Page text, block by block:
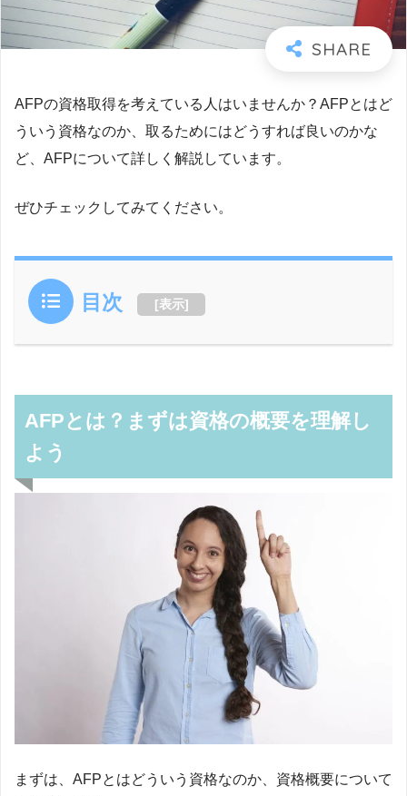
AFPの資格取得を考えている人はいませんか？AFPとはど
ういう資格なのか、取るためにはどうすれば良いのかな
ど、AFPについて詳しく解説しています。
ぜひチェックしてみてください。
目次 [表示]
AFPとは？まずは資格の概要を理解し
よう
まずは、AFPとはどういう資格なのか、資格概要について